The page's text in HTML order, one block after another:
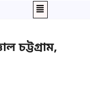
চট্টগ্রাম,